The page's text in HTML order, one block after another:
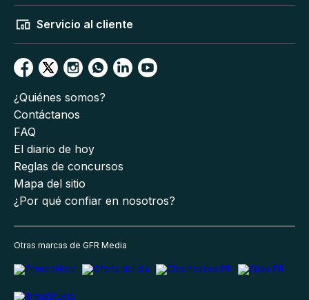
Servicio al cliente
¿Quiénes somos?
Contáctanos
FAQ
El diario de hoy
Reglas de concursos
Mapa del sitio
¿Por qué confiar en nosotros?
Otras marcas de GFR Media